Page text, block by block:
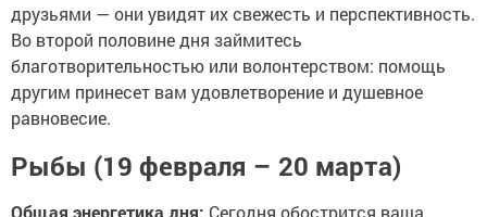
друзьями — они увидят их свежесть и перспективность.
Во второй половине дня займитесь
благотворительностью или волонтерством: помощь
другим принесет вам удовлетворение и душевное
равновесие.
Рыбы (19 февраля – 20 марта)